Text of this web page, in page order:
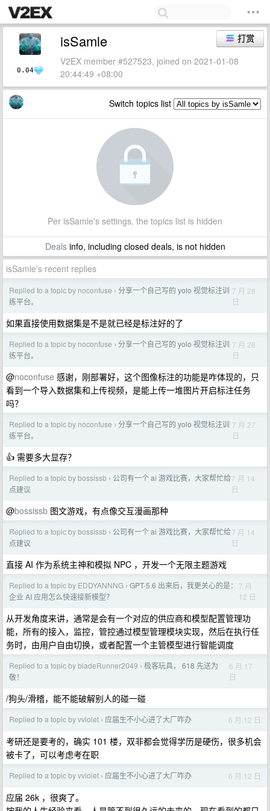
0.04
打赏
isSamle
V2EX member #527523, joined on 2021-01-08
20:44:49 +08:00
Switch topics list
Per isSamle's settings, the topics list is hidden
Dealsinfo, including closed deals, is not hidden
isSamle's recent replies
Replied to a topic by noconfuse › 分享一个自己写的 yolo 视觉标注训
练平台。
7 月 28
日
如果直接使用数据集是不是就已经是标注好的了
Replied to a topic by noconfuse › 分享一个自己写的 yolo 视觉标注训
练平台。
7 月 28
日
@noconfuse 感谢，刚部署好，这个图像标注的功能是咋体现的，只
看到一个导入数据集和上传视频，是能上传一堆图片开启标注任务
吗？
Replied to a topic by noconfuse › 分享一个自己写的 yolo 视觉标注训
练平台。
7 月 27
日
👍 需要多大显存？
Replied to a topic by bossissb › 公司有一个 ai 游戏比赛，大家帮忙给
点建议
7 月 14
日
@bossissb 图文游戏，有点像交互漫画那种
Replied to a topic by bossissb › 公司有一个 ai 游戏比赛，大家帮忙给
点建议
7 月 14
日
直接 AI 作为系统主神和模拟 NPC ，开发一个无限主题游戏
Replied to a topic by EDDYANNNG › GPT-5.6 出来后，我更关心的是：
企业 AI 应用怎么快速接新模型？
7 月
12 日
从开发角度来讲，通常是会有一个对应的供应商和模型配置管理功
能，所有的接入，监控，管控通过模型管理模块实现，然后在执行任
务时，由用户自由切换，或者配置一个主管模型进行智能调度
Replied to a topic by bladeRunner2049 › 极客玩具， 618 先送为
敬！
6 月 17
日
/狗头/滑稽，能不能破解别人的碰一碰
Replied to a topic by vviolet › 应届生不小心进了大厂咋办 6 月 12 日
考研还是要考的，确实 101 楼，双非都会觉得学历是硬伤，很多机会
被卡了，可以考虑考在职
Replied to a topic by vviolet › 应届生不小心进了大厂咋办 6 月 12 日
应届 26k ，很爽了。